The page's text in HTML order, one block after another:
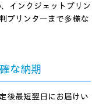
インクジェットプリン
プリンターまで多様な
な納期
後最短翌日にお届けい